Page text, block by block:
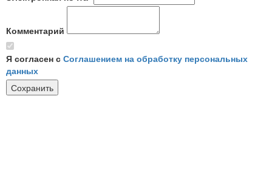
Комментарий
Я согласен с Соглашением на обработку персональных
данных